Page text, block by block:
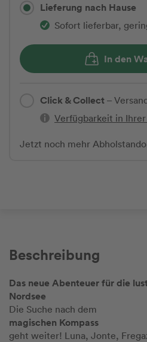
Lieferung nach Hause
Sofort lieferbar,
In den
Click & Collect –
Verfügbarkeit in
Jetzt noch mehr
Beschreibung
Das neue Abenteuer für die
Nordsee
Die Suche nach dem
magischen Kompass
geht weiter! Luna, Jonte,